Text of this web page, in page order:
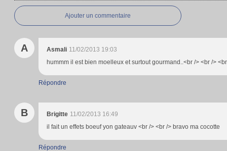
Ajouter un commentaire
A Asmali 11/02/2013 19:03
hummm il est bien moelleux et surtout gourmand..<br /> <br />
Répondre
B Brigitte 11/02/2013 16:49
il fait un effets boeuf yon gateauv <br /> <br /> bravo ma cocotte
Répondre